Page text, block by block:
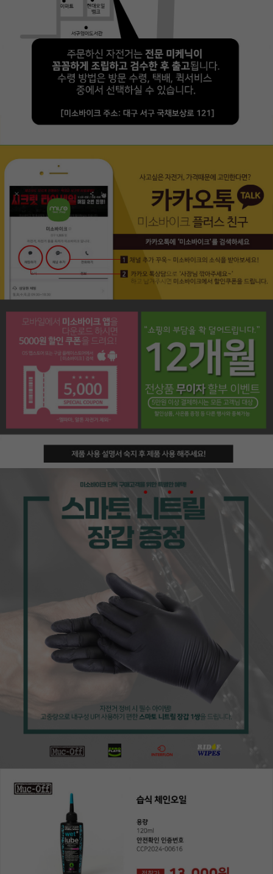
페이코 라이프